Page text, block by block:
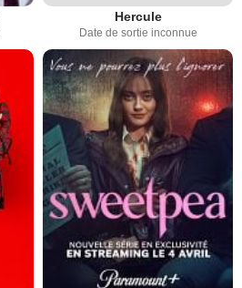
Hercule
Date de sortie inconnue